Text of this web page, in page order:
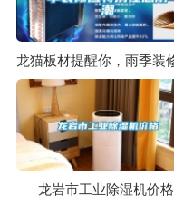
龙岩市工业除湿机价格